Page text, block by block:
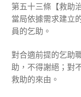
第五十三條【救助
當局依據需求建立
員的乞助。
對合適前提的乞助
助，不得謝絕；對
救助的來由。